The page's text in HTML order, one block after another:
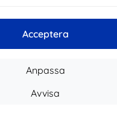
Acceptera
Anpassa
Avvisa